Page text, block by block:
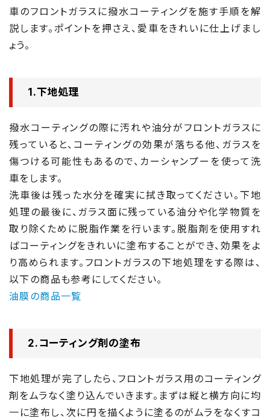
車のフロントガラスに撥水コーティングを施す手順を解
説します。ポイントを押さえ、愛車をきれいに仕上げまし
ょう。
1.下地処理
撥水コーティングの際に汚れや油分がフロントガラスに
残っていると、コーティングの効果が落ちる他、ガラスを
傷つける可能性もあるので、カーシャンプーを使って洗
車をします。
洗車後は残った水分を確実に拭き取ってください。下地
処理の最後に、ガラス面に残っている油分や化学物質を
取り除くために脱脂作業を行います。脱脂剤を使用すれ
ばコーティングをきれいに塗布することができ、効果をよ
り高められます。フロントガラスの下地処理をする際は、
以下の商品も参考にしてください。
油膜の商品一覧
2.コーティング剤の塗布
下地処理が完了したら、フロントガラス用のコーティング
剤をムラなく塗り込んでいきます。まずは縦と横方向に均
一に塗布し、次に円を描くように塗るのがムラをなくすコ